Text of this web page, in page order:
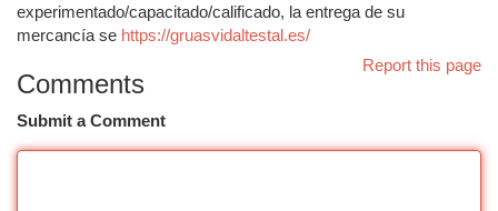
experimentado/capacitado/calificado, la entrega de su
mercancía se https://gruasvidaltestal.es/
Report this page
Comments
Submit a Comment